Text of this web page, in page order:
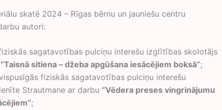
2024 – Rīgas bērnu un jauniešu centru
autori:
sagatavotības pulciņu interešu izglītības skolotājs
“Taisnā sitiena – džeba apgūšana iesācējiem boksā”;
fiziskās sagatavotības pulciņu interešu
Strautmane ar darbu “Vēdera preses vingrinājumu
;